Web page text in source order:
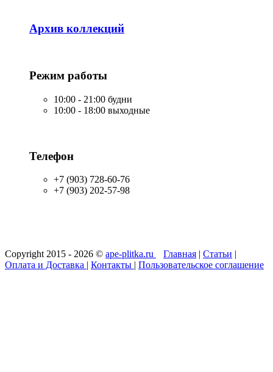
Архив коллекций
Режим работы
10:00 - 21:00 будни
10:00 - 18:00 выходные
Телефон
+7 (903) 728-60-76
+7 (903) 202-57-98
Copyright 2015 - 2026 © ape-plitka.ru Главная | Статьи |
Оплата и Доставка | Контакты | Пользовательское соглашение